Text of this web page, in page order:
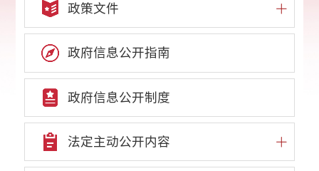
政策文件
政府信息公开指南
政府信息公开制度
法定主动公开内容